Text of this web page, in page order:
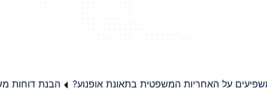
על האחריות המשפטית בתאונת אופנוע?
הבנת דוחות